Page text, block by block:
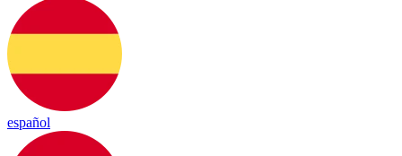
español